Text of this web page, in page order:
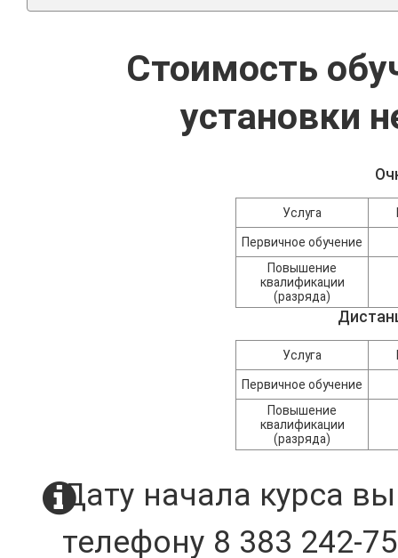
Стоимость
установки
Услуга
Первичное обучение
Повышение
квалификации
(разряда)
Услуга
Первичное обучение
Повышение
квалификации
(разряда)
Дату начала курса
телефону 8 383 242-